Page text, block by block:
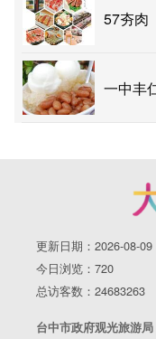
57夯肉
一中丰
更新日期：2026-08-09
今日浏览：720
总访客数：24683263
台中市政府观光旅游局